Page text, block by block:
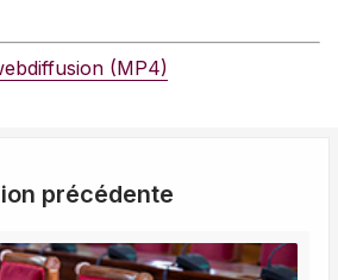
(MP4)
précédente